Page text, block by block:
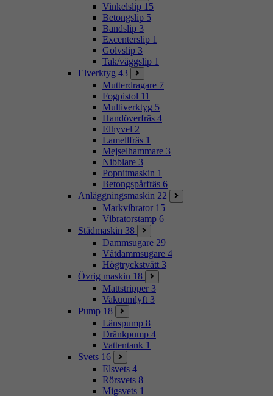
Vinkelslip 15
Betongslip 5
Bandslip 3
Excenterslip 1
Golvslip 3
Tak/väggslip 1
Elverktyg 43
Mutterdragare 7
Fogpistol 11
Multiverktyg 5
Handöverfräs 4
Elhyvel 2
Lamellfräs 1
Mejselhammare 3
Nibblare 3
Popnitmaskin 1
Betongspårfräs 6
Anläggningsmaskin 22
Markvibrator 15
Vibratorstamp 6
Städmaskin 38
Dammsugare 29
Våtdammsugare 4
Högtryckstvätt 3
Övrig maskin 18
Mattstripper 3
Vakuumlyft 3
Pump 18
Länspump 8
Dränkpump 4
Vattentank 1
Svets 16
Elsvets 4
Rörsvets 8
Migsvets 1